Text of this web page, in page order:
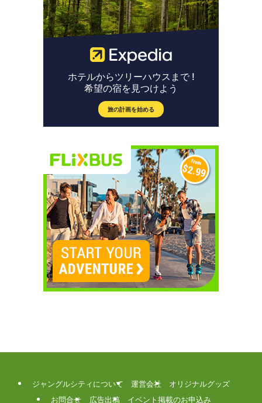
ジャングルシティについて 運営会社
オリジナルグッズ
お問合せ
広告出稿 イベント掲載のお申込み